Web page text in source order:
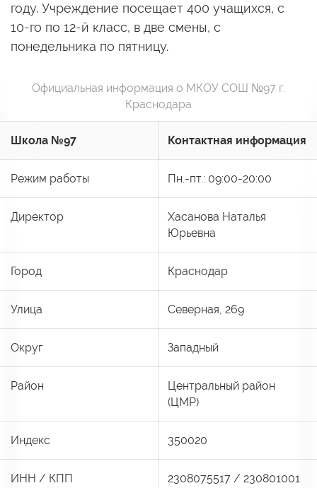
году. Учреждение посещает 400 учащихся, с
10-го по 12-й класс, в две смены, с
понедельника по пятницу.
Официальная информация о МКОУ СОШ №97 г.
Краснодара
Школа №97 Контактная информация
Режим работы Пн.-пт.: 09:00-20:00
Директор
Хасанова Наталья
Юрьевна
Город Краснодар
Улица Северная, 269
Округ Западный
Район
Центральный район
(ЦМР)
Индекс 350020
ИНН / КПП 2308075517 / 230801001